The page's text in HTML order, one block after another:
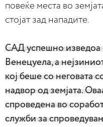
повеќе места во
стојат зад нападите.
САД успешно изведоа
Венецуела, а
кој беше со неговата
надвор од земјата.
спроведена во
служби за